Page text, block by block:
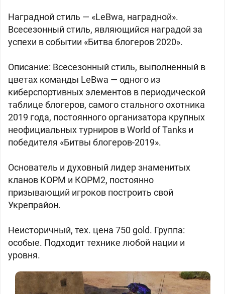
Наградной стиль — «LeBwa, наградной».
Всесезонный стиль, являющийся наградой за
успехи в событии «Битва блогеров 2020».
Описание: Всесезонный стиль, выполненный в
цветах команды LeBwa — одного из
киберспортивных элементов в периодической
таблице блогеров, самого стального охотника
2019 года, постоянного организатора крупных
неофициальных турниров в World of Tanks и
победителя «Битвы блогеров-2019».
Основатель и духовный лидер знаменитых
кланов КОРМ и КОРМ2, постоянно
призывающий игроков построить свой
Укрепрайон.
Неисторичный, тех. цена 750 gold. Группа:
особые. Подходит технике любой нации и
уровня.